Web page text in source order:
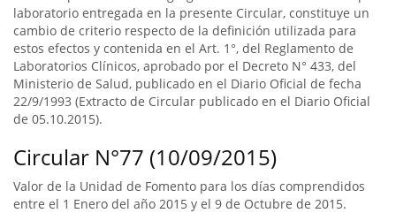
laboratorio entregada en la presente Circular, constituye un
cambio de criterio respecto de la definición utilizada para
estos efectos y contenida en el Art. 1°, del Reglamento de
Laboratorios Clínicos, aprobado por el Decreto N° 433, del
Ministerio de Salud, publicado en el Diario Oficial de fecha
22/9/1993 (Extracto de Circular publicado en el Diario Oficial
de 05.10.2015).
Circular N°77 (10/09/2015)
Valor de la Unidad de Fomento para los días comprendidos
entre el 1 Enero del año 2015 y el 9 de Octubre de 2015.